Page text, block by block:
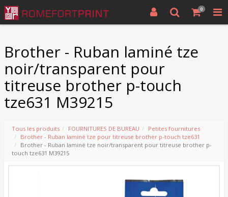
0
Brother - Ruban laminé tze
noir/transparent pour
titreuse brother p-touch
tze631 M39215
Tous les produits FOURNITURES DE BUREAU
Petites fournitures
Brother - Ruban laminé tze pour titreuse brother p-touch tze631
Brother - Ruban laminé tze noir/transparent pour titreuse brother p-
touch tze631 M39215